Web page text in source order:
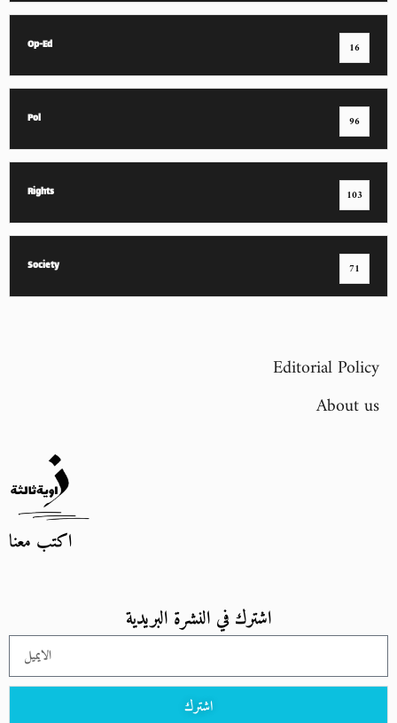
Op-Ed 16
Pol 96
Rights 103
Society 71
Editorial Policy
About us
اكتب معنا
اشترك في النشرة البريدية
اشترك